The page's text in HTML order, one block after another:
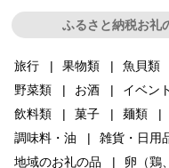
ふるさと納税お礼
旅行 果物類 魚貝類
野菜類
お酒 イベン
飲料類
菓子 麺類
調味料・油
雑貨・日用
地域のお礼の品
卵（鶏